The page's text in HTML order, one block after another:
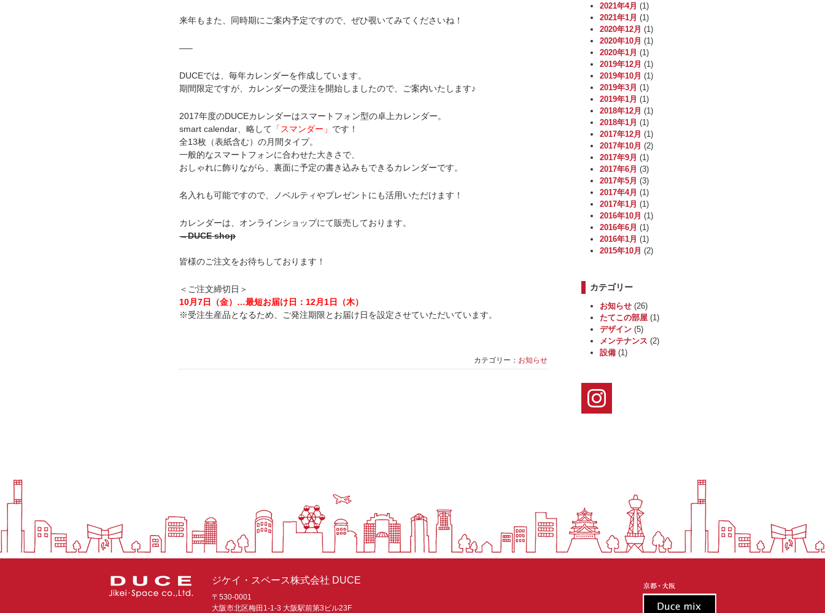
来年もまた、同時期にご案内予定ですので、ぜひ覗いてみてくださいね！
—–
DUCEでは、毎年カレンダーを作成しています。
期間限定ですが、カレンダーの受注を開始しましたので、ご案内いたします♪
2017年度のDUCEカレンダーはスマートフォン型の卓上カレンダー。
smart calendar、略して 「スマンダー」 です！
全13枚（表紙含む）の月間タイプ。
一般的なスマートフォンに合わせた大きさで、
おしゃれに飾りながら、裏面に予定の書き込みもできるカレンダーです。
名入れも可能ですので、ノベルティやプレゼントにも活用いただけます！
カレンダーは、オンラインショップにて販売しております。
→DUCE shop
皆様のご注文をお待ちしております！
＜ご注文締切日＞
10月7日（金）…最短お届け日：12月1日（木）
※受注生産品となるため、ご発注期限とお届け日を設定させていただいています。
カテゴリー： お知らせ
2021年4月 (1)
2021年1月 (1)
2020年12月 (1)
2020年10月 (1)
2020年1月 (1)
2019年12月 (1)
2019年10月 (1)
2019年3月 (1)
2019年1月 (1)
2018年12月 (1)
2018年1月 (1)
2017年12月 (1)
2017年10月 (2)
2017年9月 (1)
2017年6月 (3)
2017年5月 (3)
2017年4月 (1)
2017年1月 (1)
2016年10月 (1)
2016年6月 (1)
2016年1月 (1)
2015年10月 (2)
カテゴリー
お知らせ (26)
たてこの部屋 (1)
デザイン (5)
メンテナンス (2)
設備 (1)
ジケイ・スペース株式会社 DUCE
〒530-0001
大阪市北区梅田1-1-3 大阪駅前第3ビル23F